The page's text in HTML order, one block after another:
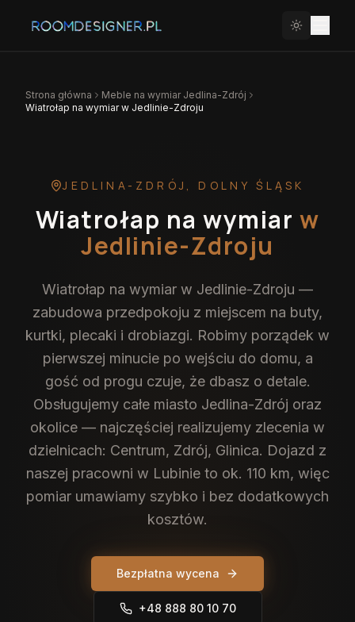
Strona główna Meble na wymiar Jedlina-Zdrój
Wiatrołap na wymiar w Jedlinie-Zdroju
JEDLINA-ZDRÓJ , DOLNY ŚLĄSK
Wiatrołap na wymiar w
Jedlinie-Zdroju
Wiatrołap na wymiar w Jedlinie-Zdroju —
zabudowa przedpokoju z miejscem na buty,
kurtki, plecaki i drobiazgi. Robimy porządek w
pierwszej minucie po wejściu do domu, a
gość od progu czuje, że dbasz o detale.
Obsługujemy całe miasto Jedlina-Zdrój oraz
okolice — najczęściej realizujemy zlecenia w
dzielnicach: Centrum, Zdrój, Glinica. Dojazd z
naszej pracowni w Lubinie to ok. 110 km, więc
pomiar umawiamy szybko i bez dodatkowych
kosztów.
Bezpłatna wycena
+48 888 80 10 70